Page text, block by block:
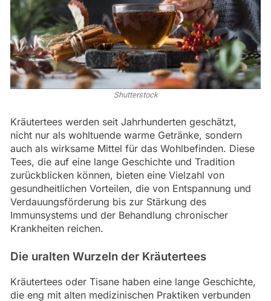
Shutterstock
Kräutertees werden seit Jahrhunderten geschätzt,
nicht nur als wohltuende warme Getränke, sondern
auch als wirksame Mittel für das Wohlbefinden. Diese
Tees, die auf eine lange Geschichte und Tradition
zurückblicken können, bieten eine Vielzahl von
gesundheitlichen Vorteilen, die von Entspannung und
Verdauungsförderung bis zur Stärkung des
Immunsystems und der Behandlung chronischer
Krankheiten reichen.
Die uralten Wurzeln der Kräutertees
Kräutertees oder Tisane haben eine lange Geschichte,
die eng mit alten medizinischen Praktiken verbunden